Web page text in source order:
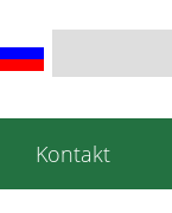
Suchbegriffe
Kontakt